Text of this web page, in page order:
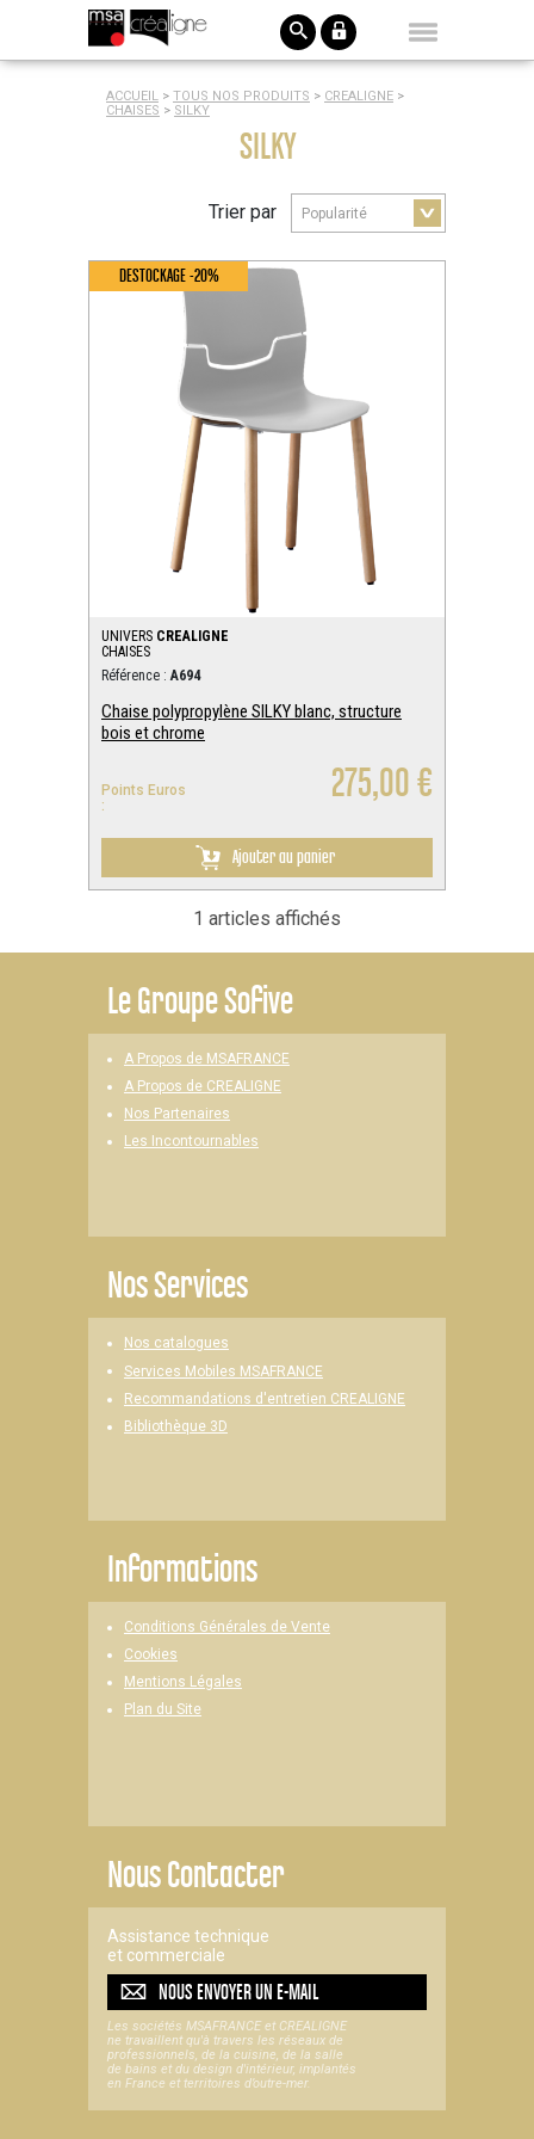
ACCUEIL > TOUS NOS PRODUITS > CREALIGNE >
CHAISES > SILKY
SILKY
Trier par
DESTOCKAGE -20%
UNIVERS CREALIGNE
CHAISES
Référence :A694
Chaise polypropylène SILKY blanc, structure
bois et chrome
Points Euros
:
275,00 €
Ajouter au panier
1 articles affichés
LeGroupe Sofive
A Propos de MSAFRANCE
A Propos de CREALIGNE
Nos Partenaires
Les Incontournables
Nos Services
Nos catalogues
Services Mobiles MSAFRANCE
Recommandations d'entretien CREALIGNE
Bibliothèque 3D
Informations
Conditions Générales de Vente
Cookies
Mentions Légales
Plan du Site
Nous Contacter
Assistance technique
et commerciale
NOUS ENVOYER UNE-MAIL
Les sociétés MSAFRANCE et CREALIGNE
ne travaillent qu'à travers les réseaux de
professionnels, de la cuisine, de la salle
de bains et du design d'intérieur, implantés
en France et territoires d’outre-mer.